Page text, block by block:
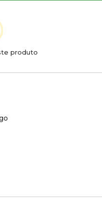
produto